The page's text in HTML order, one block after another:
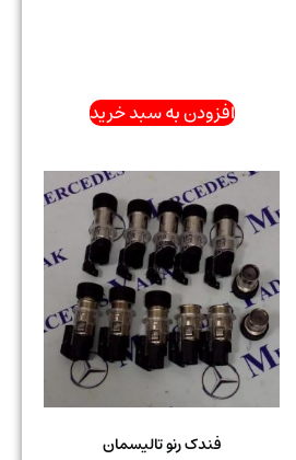
افزودن به سبد خرید
فندک رنو تالیسمان